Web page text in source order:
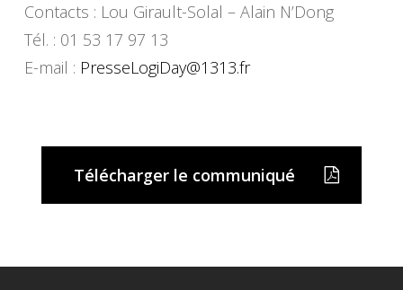
Contacts : Lou Girault-Solal – Alain N’Dong
Tél. : 01 53 17 97 13
E-mail : PresseLogiDay@1313.fr
Télécharger le communiqué